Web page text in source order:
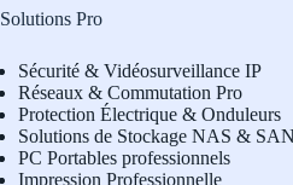
Solutions Pro
Sécurité & Vidéosurveillance IP
Réseaux & Commutation Pro
Protection Électrique & Onduleurs
Solutions de Stockage NAS & SAN
PC Portables professionnels
Impression Professionnelle